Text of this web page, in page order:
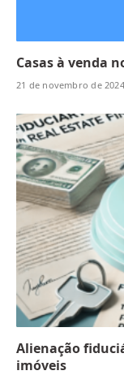
Casas à venda
21 de novembro de 2024
Alienação
imóveis